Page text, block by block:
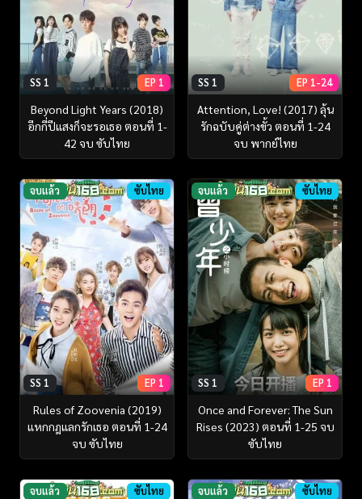
SS 1 EP 1
Beyond Light Years (2018)
อีกกี่ปีแสงก็จะรอเธอ ตอนที่ 1-
42 จบ ซับไทย
SS 1 EP 1-24
Attention, Love! (2017) ลุ้น
รักฉบับคู่ต่างขั้ว ตอนที่ 1-24
จบ พากย์ไทย
จบแล้ว ซับไทย
SS 1 EP 1
Rules of Zoovenia (2019)
แหกกฎแลกรักเธอ ตอนที่ 1-24
จบ ซับไทย
จบแล้ว ซับไทย
SS 1 EP 1
Once and Forever: The Sun
Rises (2023) ตอนที่ 1-25 จบ
ซับไทย
จบแล้ว ซับไทย จบแล้ว ซับไทย